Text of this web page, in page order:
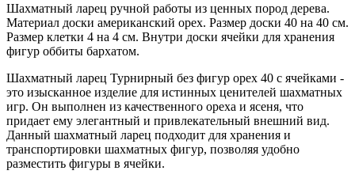
Шахматный ларец ручной работы из ценных пород дерева.
Материал доски американский орех. Размер доски 40 на 40 см.
Размер клетки 4 на 4 см. Внутри доски ячейки для хранения
фигур оббиты бархатом.
Шахматный ларец Турнирный без фигур орех 40 с ячейками -
это изысканное изделие для истинных ценителей шахматных
игр. Он выполнен из качественного ореха и ясеня, что
придает ему элегантный и привлекательный внешний вид.
Данный шахматный ларец подходит для хранения и
транспортировки шахматных фигур, позволяя удобно
разместить фигуры в ячейки.